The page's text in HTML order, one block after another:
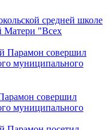
средней школе
Матери "Всех
совершил
муниципального